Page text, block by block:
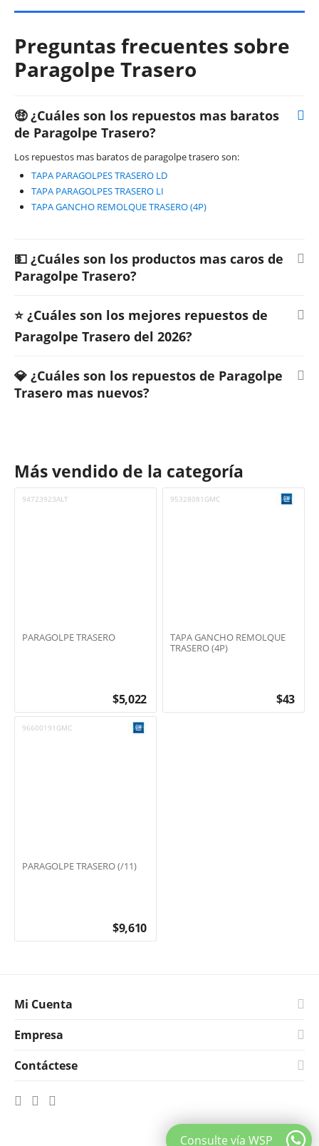
Preguntas frecuentes sobre
Paragolpe Trasero
🤑 ¿Cuáles son los repuestos mas baratos
de Paragolpe Trasero?
Los repuestos mas baratos de paragolpe trasero son:
TAPA PARAGOLPES TRASERO LD
TAPA PARAGOLPES TRASERO LI
TAPA GANCHO REMOLQUE TRASERO (4P)
💵 ¿Cuáles son los productos mas caros de
Paragolpe Trasero?
⭐ ¿Cuáles son los mejores repuestos de
Paragolpe Trasero del 2026?
💎 ¿Cuáles son los repuestos de Paragolpe
Trasero mas nuevos?
Más vendido de la categoría
94723923ALT
PARAGOLPE TRASERO
$5,022
95328081GMC
TAPA GANCHO REMOLQUE
TRASERO (4P)
$43
96600191GMC
PARAGOLPE TRASERO (/11)
$9,610
Mi Cuenta
Empresa
Contáctese
Consulte vía WSP